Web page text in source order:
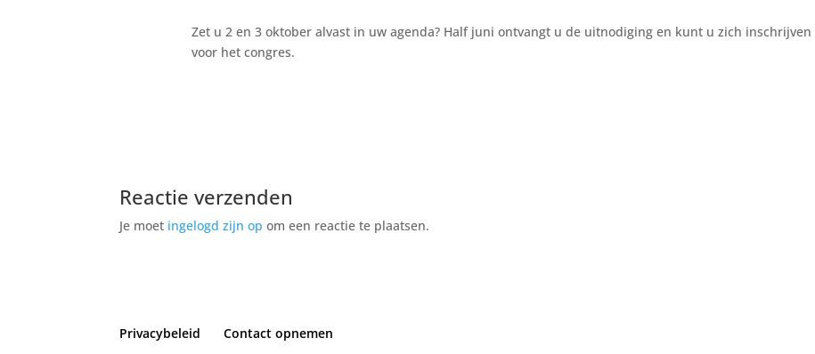
Zet u 2 en 3 oktober alvast in uw agenda? Half juni ontvangt u de uitnodiging en kunt u zich inschrijven
voor het congres.
Reactie verzenden
Je moet ingelogd zijn op om een reactie te plaatsen.
Privacybeleid Contact opnemen